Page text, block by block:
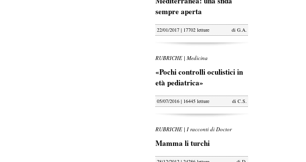
sempre aperta
22/01/2017 | 17702 letture di G.A.
RUBRICHE | Medicina
«Pochi controlli oculistici in
età pediatrica»
05/07/2016 | 16445 letture di C.S.
RUBRICHE | I racconti di Doctor
Mamma li turchi